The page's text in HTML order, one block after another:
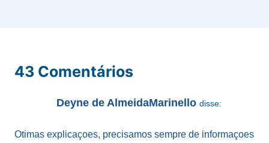
43 Comentários
Deyne de AlmeidaMarinello disse:
Otimas explicaçoes, precisamos sempre de informaçoes